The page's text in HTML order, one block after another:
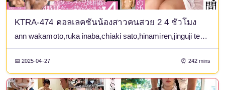
KTRA-474 คอลเลคชั่นน้องสาวคนสวย 2 4 ชั่วโมง
ann wakamoto,ruka inaba,chiaki sato,hinamiren,jinguji temple nao
📅 2025-04-27 ⏰ 242 mins